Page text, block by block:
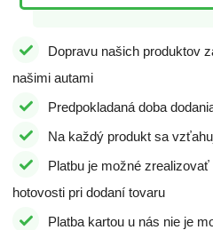
Dopravu našich produktov
našimi autami
Predpokladaná doba
Na každý produkt sa
Platbu je možné
hotovosti pri dodaní tovaru
Platba kartou u nás nie je